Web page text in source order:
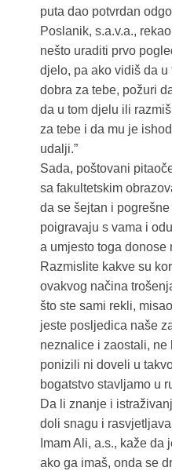
puta dao potvrdan
Poslanik, s.a.v.a.,
nešto uraditi prvo
djelo, pa ako vidiš da
dobra za tebe, požuri
da u tom djelu ili
za tebe i da mu je
udalji.”
Sada, poštovani
sa fakultetskim
da se šejtan i
poigravaju s vama i
a umjesto toga donose
Razmislite kakve su
ovakvog načina
što ste sami rekli,
jeste posljedica naše
neznalice i zaostali, ne
ponizili ni doveli u
bogatstvo stavljamo u
Da li znanje i
doli snagu i
Imam Ali, a.s., kaže
ako ga imaš, onda se